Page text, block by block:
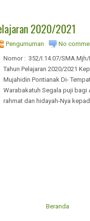
2020/2021
Pengumuman
No
Nomor : 352/I.14.07/SMA.Mjh/
Tahun Pelajaran 2020/2021
Mujahidin Pontianak Di-
Warabakatuh Segala puji bagi
rahmat dan hidayah-Nya
Beranda